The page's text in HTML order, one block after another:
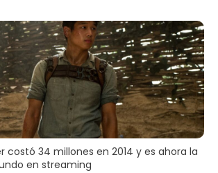
costó 34 millones en 2014 y es ahora la
en streaming